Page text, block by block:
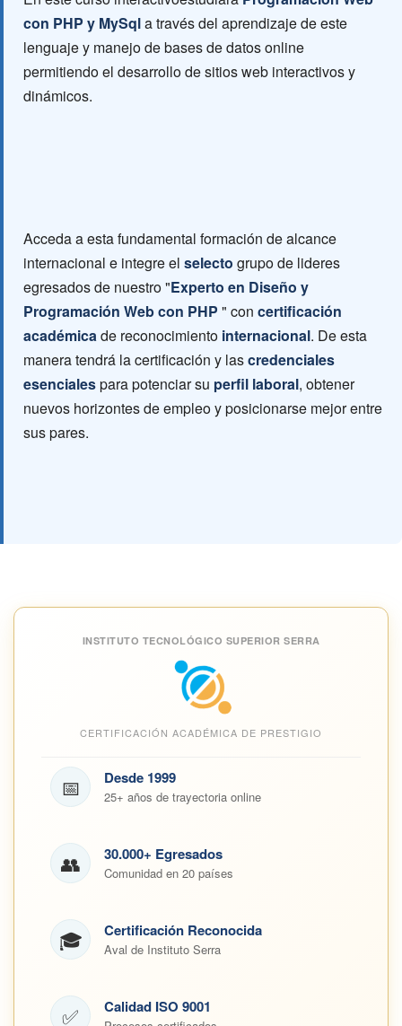
con PHP y MySqla través del aprendizaje de este
lenguaje y manejo de bases de datos online
permitiendo el desarrollo de sitios web interactivos y
dinámicos.
Acceda a esta fundamental formación de alcance
internacional e integre el selecto grupo de lideres
egresados de nuestro "Experto en Diseño y
Programación Web con PHP " con certificación
académicade reconocimiento internacional. De esta
manera tendrá la certificación y lascredenciales
esencialespara potenciar su perfil laboral, obtener
nuevos horizontes de empleo y posicionarse mejor entre
sus pares.
INSTITUTO TECNOLÓGICO SUPERIOR SERRA
CERTIFICACIÓN ACADÉMICA DE PRESTIGIO
📅 Desde 1999
25+ años de trayectoria online
👥 30.000+ Egresados
Comunidad en 20 países
🎓 Certificación Reconocida
Aval de Instituto Serra
✅ Calidad ISO 9001